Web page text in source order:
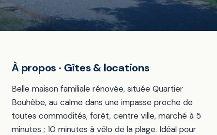
À propos · Gîtes & locations
Belle maison familiale rénovée, située Quartier
Bouhèbe, au calme dans une impasse proche de
toutes commodités, forêt, centre ville, marché à 5
minutes ; 10 minutes à vélo de la plage. Idéal pour